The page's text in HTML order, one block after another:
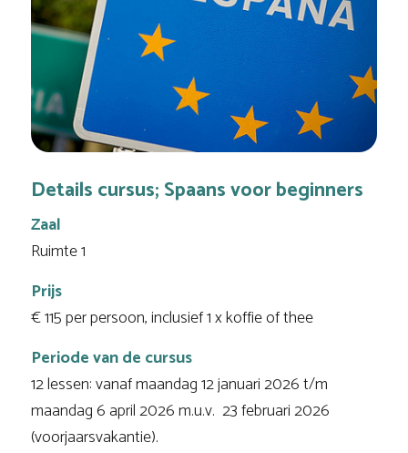
Details cursus; Spaans voor beginners
Zaal
Ruimte 1
Prijs
€ 115 per persoon, inclusief 1 x koffie of thee
Periode van de cursus
12 lessen: vanaf maandag 12 januari 2026 t/m
maandag 6 april 2026 m.u.v. 23 februari 2026
(voorjaarsvakantie).